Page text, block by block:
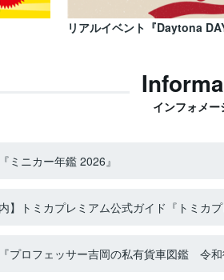
リアルイベント『Daytona
インフォメー
ミニカー年鑑 2026』
】トミカプレミアム公式ガイド『トミカ
プロフェッサー吉岡の私有貨車図鑑 令和